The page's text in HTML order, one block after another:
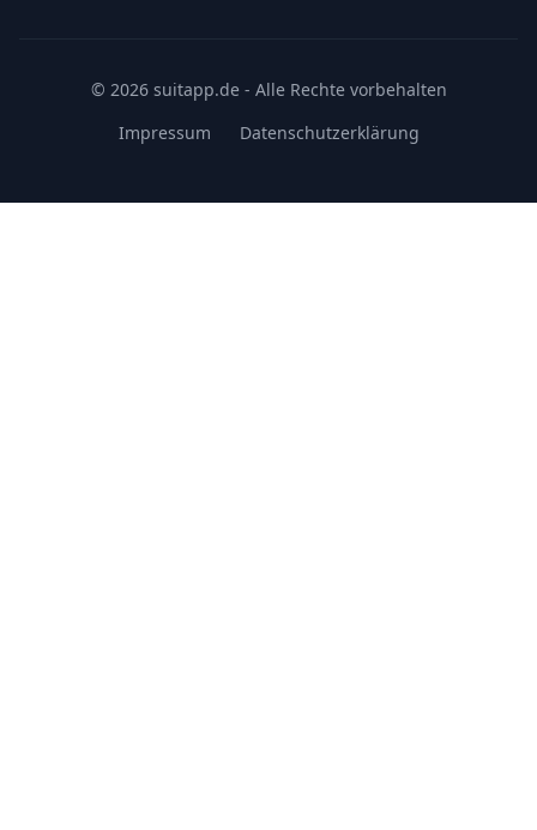
© 2026 suitapp.de - Alle Rechte vorbehalten
Impressum
Datenschutzerklärung